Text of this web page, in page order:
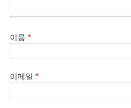
이름 *
이메일 *